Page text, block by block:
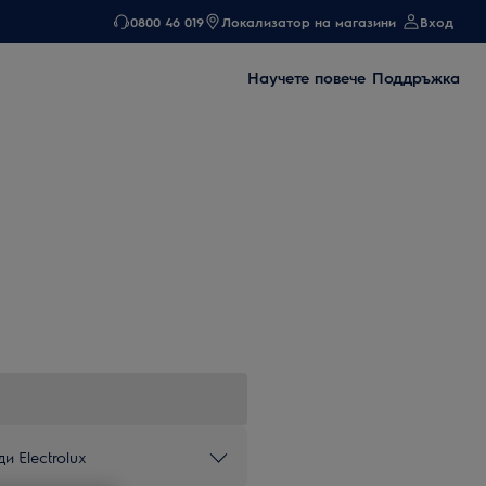
0800 46 019 Локализатор на магазини Вход
Научете повече Поддръжка
Electrolux